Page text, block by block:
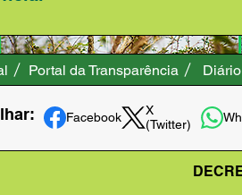
Portal da Transparência
Facebook
X
(Twitter)